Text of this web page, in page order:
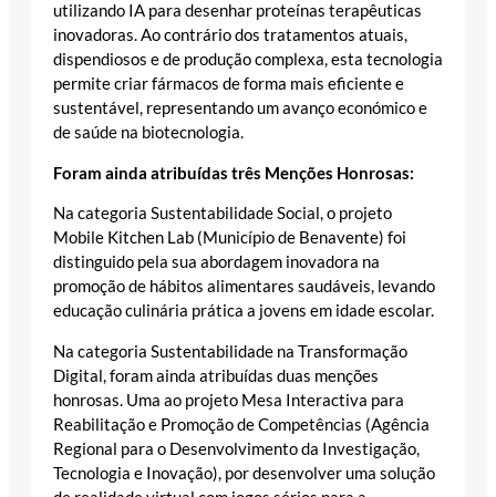
utilizando IA para desenhar proteínas terapêuticas
inovadoras. Ao contrário dos tratamentos atuais,
dispendiosos e de produção complexa, esta tecnologia
permite criar fármacos de forma mais eficiente e
sustentável, representando um avanço económico e
de saúde na biotecnologia.
Foram ainda atribuídas três Menções Honrosas:
Na categoria Sustentabilidade Social, o projeto
Mobile Kitchen Lab (Município de Benavente) foi
distinguido pela sua abordagem inovadora na
promoção de hábitos alimentares saudáveis, levando
educação culinária prática a jovens em idade escolar.
Na categoria Sustentabilidade na Transformação
Digital, foram ainda atribuídas duas menções
honrosas. Uma ao projeto Mesa Interactiva para
Reabilitação e Promoção de Competências (Agência
Regional para o Desenvolvimento da Investigação,
Tecnologia e Inovação), por desenvolver uma solução